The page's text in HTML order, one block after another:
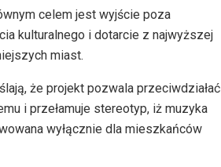
celem jest wyjście poza
kulturalnego i dotarcie z najwyższej
miast.
że projekt pozwala przeciwdziałać
i przełamuje stereotyp, iż muzyka
wyłącznie dla mieszkańców